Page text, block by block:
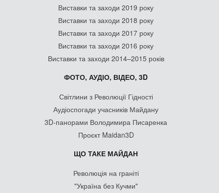
Виставки та заходи 2019 року
Виставки та заходи 2018 року
Виставки та заходи 2017 року
Виставки та заходи 2016 року
Виставки та заходи 2014–2015 років
ФОТО, АУДІО, ВІДЕО, 3D
Світлини з Революції Гідності
Аудіоспогади учасників Майдану
3D-панорами Володимира Писаренка
Проєкт Maidan3D
ЩО ТАКЕ МАЙДАН
Революція на граніті
"Україна без Кучми"